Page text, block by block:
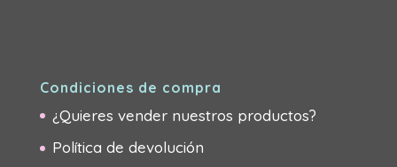
Condiciones de compra
¿Quieres vender nuestros productos?
Política de devolución